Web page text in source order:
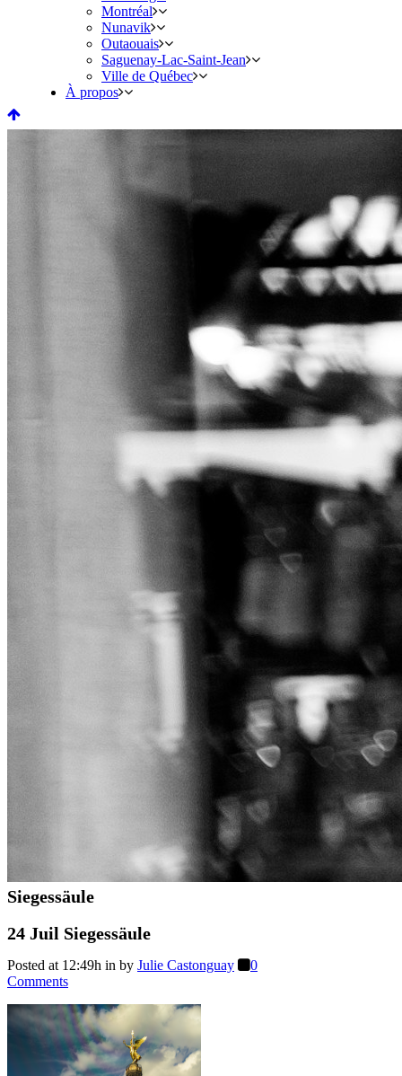
Montréal
Nunavik
Outaouais
Saguenay-Lac-Saint-Jean
Ville de Québec
À propos
Siegessäule
24 Juil Siegessäule
Posted at 12:49h in by Julie Castonguay
0
Comments